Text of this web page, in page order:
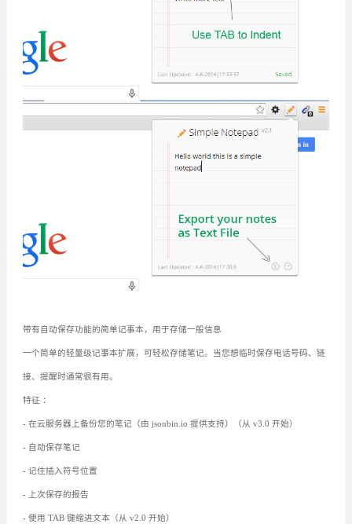
带有自动保存功能的简单记事本，用于存储一般信息
一个简单的轻量级记事本扩展，可轻松存储笔记。当您想临时保存电话号码、链
接、提醒时通常很有用。
特征 ：
- 在云服务器上备份您的笔记（由 jsonbin.io 提供支持）（从 v3.0 开始）
- 自动保存笔记
- 记住插入符号位置
- 上次保存的报告
- 使用 TAB 键缩进文本（从 v2.0 开始）